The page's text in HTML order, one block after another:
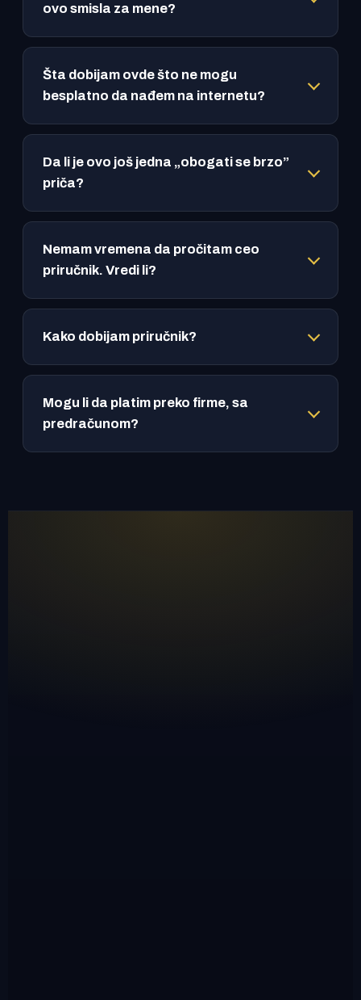
ovo smisla za mene?
Šta dobijam ovde što ne mogu
besplatno da nađem na internetu?
Da li je ovo još jedna „obogati se brzo”
priča?
Nemam vremena da pročitam ceo
priručnik. Vredi li?
Kako dobijam priručnik?
Mogu li da platim preko firme, sa
predračunom?